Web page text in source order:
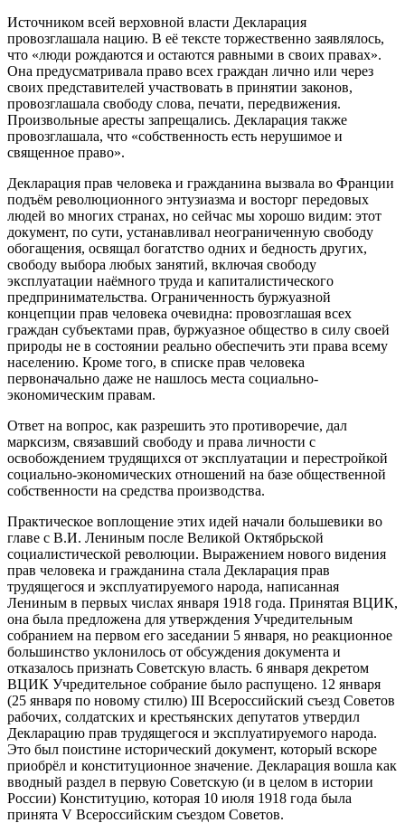
Источником всей верховной власти Декларация
провозглашала нацию. В её тексте торжественно заявлялось,
что «люди рождаются и остаются равными в своих правах».
Она предусматривала право всех граждан лично или через
своих представителей участвовать в принятии законов,
провозглашала свободу слова, печати, передвижения.
Произвольные аресты запрещались. Декларация также
провозглашала, что «собственность есть нерушимое и
священное право».
Декларация прав человека и гражданина вызвала во Франции
подъём революционного энтузиазма и восторг передовых
людей во многих странах, но сейчас мы хорошо видим: этот
документ, по сути, устанавливал неограниченную свободу
обогащения, освящал богатство одних и бедность других,
свободу выбора любых занятий, включая свободу
эксплуатации наёмного труда и капиталистического
предпринимательства. Ограниченность буржуазной
концепции прав человека очевидна: провозглашая всех
граждан субъектами прав, буржуазное общество в силу своей
природы не в состоянии реально обеспечить эти права всему
населению. Кроме того, в списке прав человека
первоначально даже не нашлось места социально-
экономическим правам.
Ответ на вопрос, как разрешить это противоречие, дал
марксизм, связавший свободу и права личности с
освобождением трудящихся от эксплуатации и перестройкой
социально-экономических отношений на базе общественной
собственности на средства производства.
Практическое воплощение этих идей начали большевики во
главе с В.И. Лениным после Великой Октябрьской
социалистической революции. Выражением нового видения
прав человека и гражданина стала Декларация прав
трудящегося и эксплуатируемого народа, написанная
Лениным в первых числах января 1918 года. Принятая ВЦИК,
она была предложена для утверждения Учредительным
собранием на первом его заседании 5 января, но реакционное
большинство уклонилось от обсуждения документа и
отказалось признать Советскую власть. 6 января декретом
ВЦИК Учредительное собрание было распущено. 12 января
(25 января по новому стилю) III Всероссийский съезд Советов
рабочих, солдатских и крестьянских депутатов утвердил
Декларацию прав трудящегося и эксплуатируемого народа.
Это был поистине исторический документ, который вскоре
приобрёл и конституционное значение. Декларация вошла как
вводный раздел в первую Советскую (и в целом в истории
России) Конституцию, которая 10 июля 1918 года была
принята V Всероссийским съездом Советов.